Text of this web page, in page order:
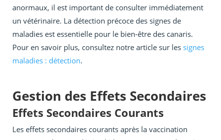
anormaux, il est important de consulter immédiatement
un vétérinaire. La détection précoce des signes de
maladies est essentielle pour le bien-être des canaris.
Pour en savoir plus, consultez notre article sur les signes
maladies : détection.
Gestion des Effets Secondaires
Effets Secondaires Courants
Les effets secondaires courants après la vaccination